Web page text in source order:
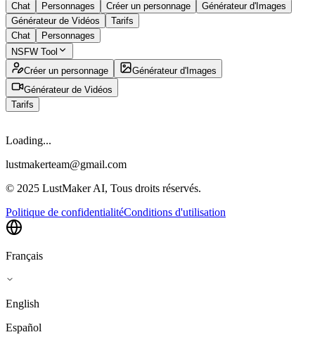
Chat Personnages Créer un personnage
Générateur d'Images
Générateur de Vidéos
Tarifs
Chat
Personnages
NSFW Tool
Créer un personnage
Générateur d'Images
Générateur de Vidéos
Tarifs
Loading...
lustmakerteam@gmail.com
© 2025 LustMaker AI, Tous droits réservés.
Politique de confidentialitéConditions d'utilisation
Français
English
Español